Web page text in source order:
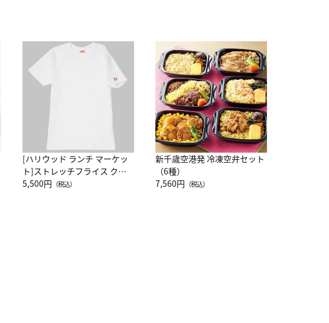
[ハリウッド ランチ マーケッ
ト]ストレッチフライス クル
ーネック別注半袖Ｔシャツ
5,500円 （税込）
新千歳空港発 冷凍空弁セット
（6種）
7,560円 （税込）